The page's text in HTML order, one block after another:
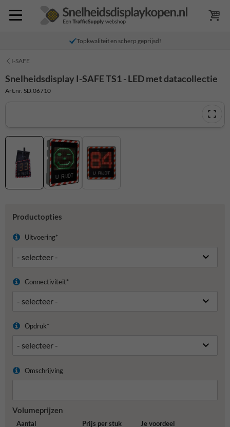
Topkwaliteit en scherp geprijsd!
I-SAFE
Snelheidsdisplay I-SAFE TS1 - LED met datacollectie
Art.nr. SD.06710
Productopties
Uitvoering*
Connectiviteit*
Opdruk*
Omschrijving
Volumeprijzen
Aantal Prijs per stuk
Je voordeel